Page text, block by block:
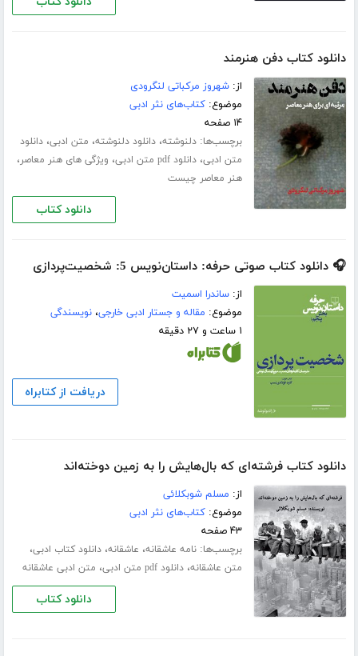
دانلود کتاب دفن هنرمند
از:شهروز مرکباتی لنگرودی
موضوع:کتاب‌های نثر ادبی
۱۴ صفحه
برچسب‌ها:دلنوشته،دانلود دلنوشته، متن ادبی،دانلود
متن ادبی،دانلود pdf متن ادبی ، ویژگی های هنر معاصر،
هنر معاصر چیست
دانلود کتاب
🎧 دانلود کتاب صوتی حرفه: داستان‌نویس 5: شخصیت‌پردازی
از:ساندرا اسمیت
موضوع: مقاله و جستار ادبی خارجی،نویسندگی
۱ ساعت و ۲۷ دقیقه
دریافت از کتابراه
دانلود کتاب فرشته‌ای که بال‌هایش را به زمین دوخته‌اند
از: مسلم شوبکلائی
موضوع:کتاب‌های نثر ادبی
۴۳ صفحه
برچسب‌ها:نامه عاشقانه، عاشقانه،دانلود کتاب ادبی،
متن عاشقانه،دانلود pdf متن ادبی ، متن ادبی عاشقانه
دانلود کتاب